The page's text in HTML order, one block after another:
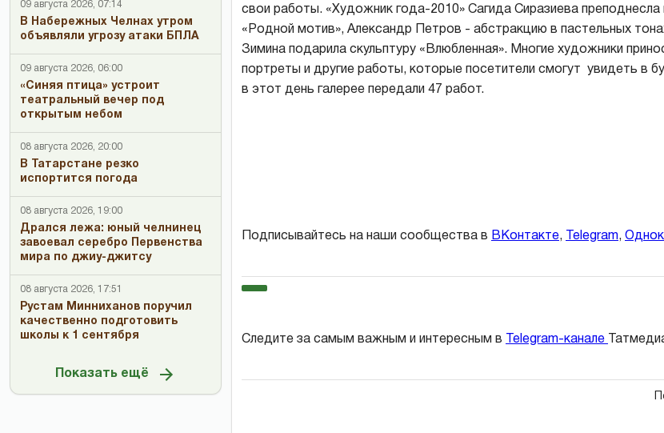
09 августа 2026, 07:14
В Набережных Челнах утром
объявляли угрозу атаки БПЛА
09 августа 2026, 06:00
«Синяя птица» устроит
театральный вечер под
открытым небом
08 августа 2026, 20:00
В Татарстане резко
испортится погода
08 августа 2026, 19:00
Дрался лежа: юный челнинец
завоевал серебро Первенства
мира по джиу-джитсу
08 августа 2026, 17:51
Рустам Минниханов поручил
качественно подготовить
школы к 1 сентября
Показать ещё
свои работы. «Художник года-2010» Сагида Сиразиева
«Родной мотив», Александр Петров - абстракцию в пастельных
Зимина подарила скульптуру «Влюбленная». Многие художники
портреты и другие работы, которые посетители смогут увидеть в
в этот день галерее передали 47 работ.
Подписывайтесь на наши сообщества в ВКонтакте, Telegram,
Следите за самым важным и интересным в Telegram-канале